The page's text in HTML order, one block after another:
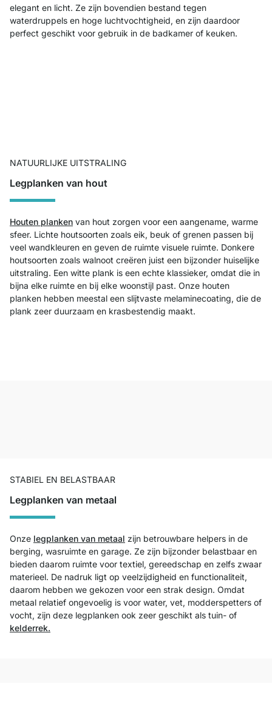
elegant en licht. Ze zijn bovendien bestand tegen
waterdruppels en hoge luchtvochtigheid, en zijn daardoor
perfect geschikt voor gebruik in de badkamer of keuken.
NATUURLIJKE UITSTRALING
Legplanken van hout
Houten planken van hout zorgen voor een aangename, warme
sfeer. Lichte houtsoorten zoals eik, beuk of grenen passen bij
veel wandkleuren en geven de ruimte visuele ruimte. Donkere
houtsoorten zoals walnoot creëren juist een bijzonder huiselijke
uitstraling. Een witte plank is een echte klassieker, omdat die in
bijna elke ruimte en bij elke woonstijl past. Onze houten
planken hebben meestal een slijtvaste melaminecoating, die de
plank zeer duurzaam en krasbestendig maakt.
STABIEL EN BELASTBAAR
Legplanken van metaal
Onze legplanken van metaal zijn betrouwbare helpers in de
berging, wasruimte en garage. Ze zijn bijzonder belastbaar en
bieden daarom ruimte voor textiel, gereedschap en zelfs zwaar
materieel. De nadruk ligt op veelzijdigheid en functionaliteit,
daarom hebben we gekozen voor een strak design. Omdat
metaal relatief ongevoelig is voor water, vet, modderspetters of
vocht, zijn deze legplanken ook zeer geschikt als tuin- of
kelderrek.